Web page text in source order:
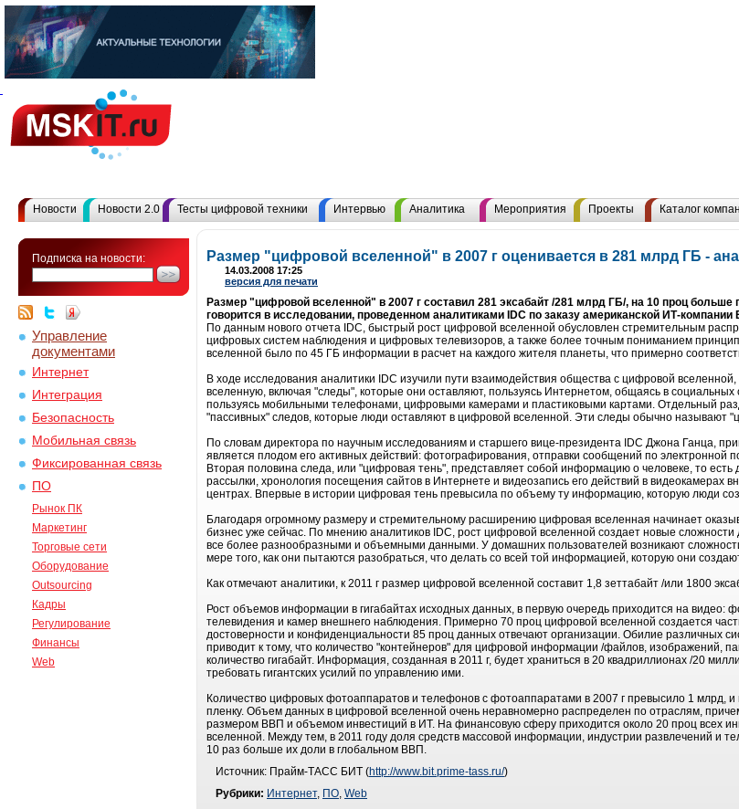
Новости Новости 2.0 Тесты цифровой техники Интервью Аналитика Мероприятия Проекты Каталог
Подписка на новости:
Управление
документами
Интернет
Интеграция
Безопасность
Мобильная связь
Фиксированная связь
ПО
Рынок ПК
Маркетинг
Торговые сети
Оборудование
Outsourcing
Кадры
Регулирование
Финансы
Web
Размер "цифровой вселенной" в 2007 г оценивается в 281 млрд ГБ -
14.03.2008 17:25
версия для печати
Размер "цифровой вселенной" в 2007 г составил 281 эксабайт /281 млрд ГБ/, на 10 проц
говорится в исследовании, проведенном аналитиками IDC по заказу американской ИТ-компании
По данным нового отчета IDC, быстрый рост цифровой вселенной обусловлен стремительным
цифровых систем наблюдения и цифровых телевизоров, а также более точным пониманием
вселенной было по 45 ГБ информации в расчет на каждого жителя планеты, что примерно
В ходе исследования аналитики IDC изучили пути взаимодействия общества с цифровой
вселенную, включая "следы", которые они оставляют, пользуясь Интернетом, общаясь в социальных
пользуясь мобильными телефонами, цифровыми камерами и пластиковыми картами. Отдельный
"пассивных" следов, которые люди оставляют в цифровой вселенной. Эти следы обычно называют
По словам директора по научным исследованиям и старшего вице-президента IDC Джона Ганца,
является плодом его активных действий: фотографирования, отправки сообщений по электронной
Вторая половина следа, или "цифровая тень", представляет собой информацию о человеке, то
рассылки, хронология посещения сайтов в Интернете и видеозапись его действий в видеокамерах
центрах. Впервые в истории цифровая тень превысила по объему ту информацию, которую люди
Благодаря огромному размеру и стремительному расширению цифровая вселенная начинает
бизнес уже сейчас. По мнению аналитиков IDC, рост цифровой вселенной создает новые
все более разнообразными и объемными данными. У домашних пользователей возникают
мере того, как они пытаются разобраться, что делать со всей той информацией, которую они
Как отмечают аналитики, к 2011 г размер цифровой вселенной составит 1,8 зеттабайт /или 1800
Рост объемов информации в гигабайтах исходных данных, в первую очередь приходится на видео:
телевидения и камер внешнего наблюдения. Примерно 70 проц цифровой вселенной создается
достоверности и конфиденциальности 85 проц данных отвечают организации. Обилие различных
приводит к тому, что количество "контейнеров" для цифровой информации /файлов, изображений,
количество гигабайт. Информация, созданная в 2011 г, будет храниться в 20 квадриллионах /20
требовать гигантских усилий по управлению ими.
Количество цифровых фотоаппаратов и телефонов с фотоаппаратами в 2007 г превысило 1 млрд,
пленку. Объем данных в цифровой вселенной очень неравномерно распределен по отраслям,
размером ВВП и объемом инвестиций в ИТ. На финансовую сферу приходится около 20 проц всех
вселенной. Между тем, в 2011 году доля средств массовой информации, индустрии развлечений и
10 раз больше их доли в глобальном ВВП.
Источник: Прайм-ТАСС БИТ (http://www.bit.prime-tass.ru/)
Рубрики: Интернет, ПО, Web